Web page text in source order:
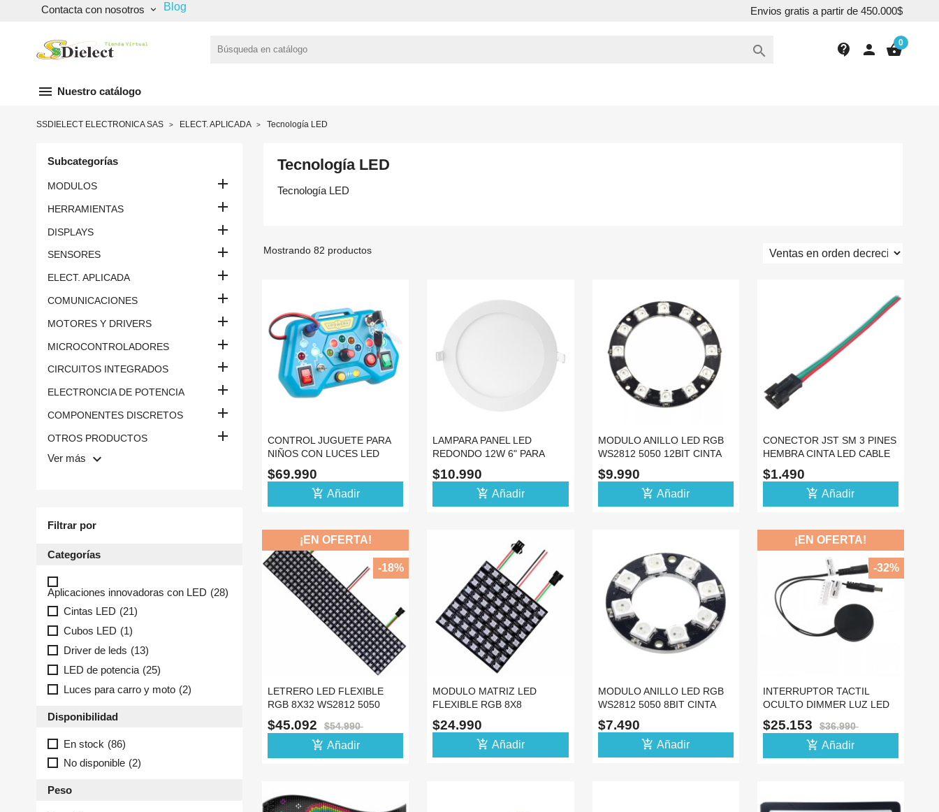
Contacta con nosotros keyboard_arrow_down Blog Envios gratis a partir de 450.000$
 contact_support person shopping_basket
0
menu Nuestro catálogo
SSDIELECT ELECTRONICA SAS ELECT. APLICADA Tecnología LED
Subcategorías
MODULOS 
HERRAMIENTAS 
DISPLAYS 
SENSORES 
ELECT. APLICADA 
COMUNICACIONES 
MOTORES Y DRIVERS 
MICROCONTROLADORES 
CIRCUITOS INTEGRADOS 
ELECTRONCIA DE POTENCIA 
COMPONENTES DISCRETOS 
OTROS PRODUCTOS 
Ver más keyboard_arrow_down
Filtrar por
Categorías
Aplicaciones innovadoras con LED (28)
Cintas LED (21)
Cubos LED (1)
Driver de leds (13)
LED de potencia (25)
Luces para carro y moto (2)
Disponibilidad
En stock (86)
No disponible (2)
Peso
Tecnología LED
Tecnología LED
Mostrando 82 productos
CONTROL JUGUETE PARA
NIÑOS CON LUCES LED
ESCOLAR SENSORIAL
$69.990
add_shopping_cart Añadir
LAMPARA PANEL LED
REDONDO 12W 6" PARA
INCRUSTAR 6500K
$10.990
add_shopping_cart Añadir
MODULO ANILLO LED RGB
WS2812 5050 12BIT CINTA
MATRIZ CIRCULO
$9.990
add_shopping_cart Añadir
CONECTOR JST SM 3 PINES
HEMBRA CINTA LED CABLE
RGB TIRA
$1.490
add_shopping_cart Añadir
LETRERO LED FLEXIBLE
RGB 8X32 WS2812 5050
PANEL CINTA MATRIZ
$45.092 $54.990
add_shopping_cart Añadir
¡EN OFERTA!
-18%
MODULO MATRIZ LED
FLEXIBLE RGB 8X8
WS2812B 5050 PANEL CINTA
$24.990
add_shopping_cart Añadir
MODULO ANILLO LED RGB
WS2812 5050 8BIT CINTA
MATRIZ CIRCULAR
$7.490
add_shopping_cart Añadir
INTERRUPTOR TACTIL
OCULTO DIMMER LUZ LED
COCINA CLOSET 12V
$25.153 $36.990
add_shopping_cart Añadir
¡EN OFERTA!
-32%